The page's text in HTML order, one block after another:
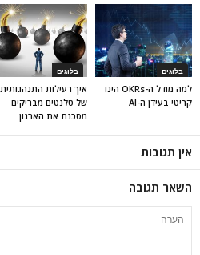
בלוגים
איך רעילות התנהגותית
של טלנטים מבריקים
מסכנת את הארגון
בלוגים
למה מודל ה-OKRs הינו
קריטי בעידן ה-AI
אין תגובות
השאר תגובה